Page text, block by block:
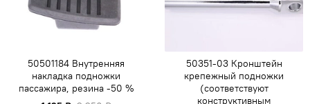
50501184 Внутренняя
накладка подножки
пассажира, резина -50 %
50351-03 Кронштейн
крепежный подножки
(соответствуют
конструктивным